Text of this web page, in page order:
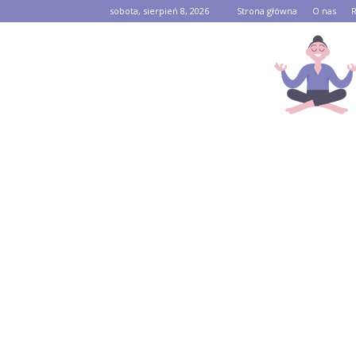
sobota, sierpień 8, 2026 Strona główna O nas